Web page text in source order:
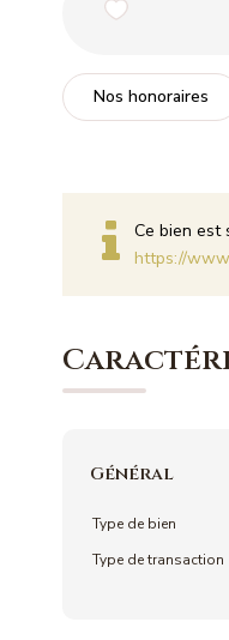
Nos honoraires
Ce bien est
https://
Général
Type de bien
Type de transaction